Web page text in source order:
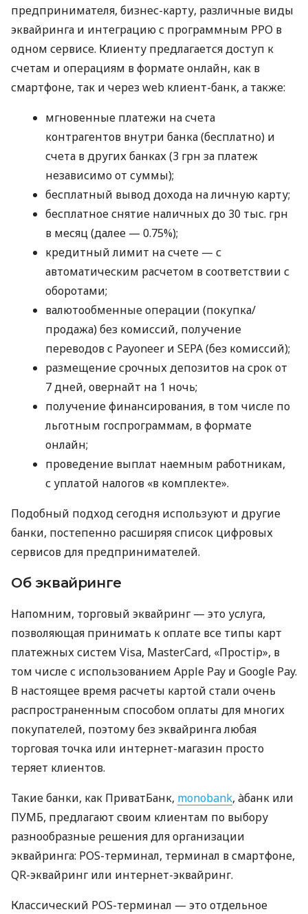
предпринимателя, бизнес-карту, различные виды
эквайринга и интеграцию с программным РРО в
одном сервисе. Клиенту предлагается доступ к
счетам и операциям в формате онлайн, как в
смартфоне, так и через web клиент-банк, а также:
мгновенные платежи на счета
контрагентов внутри банка (бесплатно) и
счета в других банках (3 грн за платеж
независимо от суммы);
бесплатный вывод дохода на личную карту;
бесплатное снятие наличных до 30 тыс. грн
в месяц (далее — 0.75%);
кредитный лимит на счете — с
автоматическим расчетом в соответствии с
оборотами;
валютообменные операции (покупка/
продажа) без комиссий, получение
переводов с Payoneer и SEPA (без комиссий);
размещение срочных депозитов на срок от
7 дней, овернайт на 1 ночь;
получение финансирования, в том числе по
льготным госпрограммам, в формате
онлайн;
проведение выплат наемным работникам,
с уплатой налогов «в комплекте».
Подобный подход сегодня используют и другие
банки, постепенно расширяя список цифровых
сервисов для предпринимателей.
Об эквайринге
Напомним, торговый эквайринг — это услуга,
позволяющая принимать к оплате все типы карт
платежных систем Visa, MasterCard, «Простір», в
том числе с использованием Apple Pay и Google Pay.
В настоящее время расчеты картой стали очень
распространенным способом оплаты для многих
покупателей, поэтому без эквайринга любая
торговая точка или интернет-магазин просто
теряет клиентов.
Такие банки, как ПриватБанк, monobank, àбанк или
ПУМБ, предлагают своим клиентам по выбору
разнообразные решения для организации
эквайринга: POS-терминал, терминал в смартфоне,
QR-эквайринг или интернет-эквайринг.
Классический POS-терминал — это отдельное